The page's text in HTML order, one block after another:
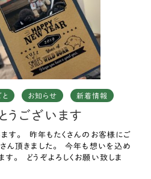
お知らせ 新着情報
うございます
す。 昨年もたくさんのお客様にご
ん頂きました。 今年も想いを込め
。 どうぞよろしくお願い致しま